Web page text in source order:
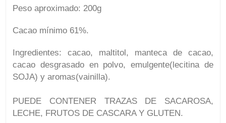
Peso aproximado: 200g
Cacao mínimo 61%.
Ingredientes: cacao, maltitol, manteca de cacao,
cacao desgrasado en polvo, emulgente(lecitina de
SOJA) y aromas(vainilla).
PUEDE CONTENER TRAZAS DE SACAROSA,
LECHE, FRUTOS DE CASCARA Y GLUTEN.